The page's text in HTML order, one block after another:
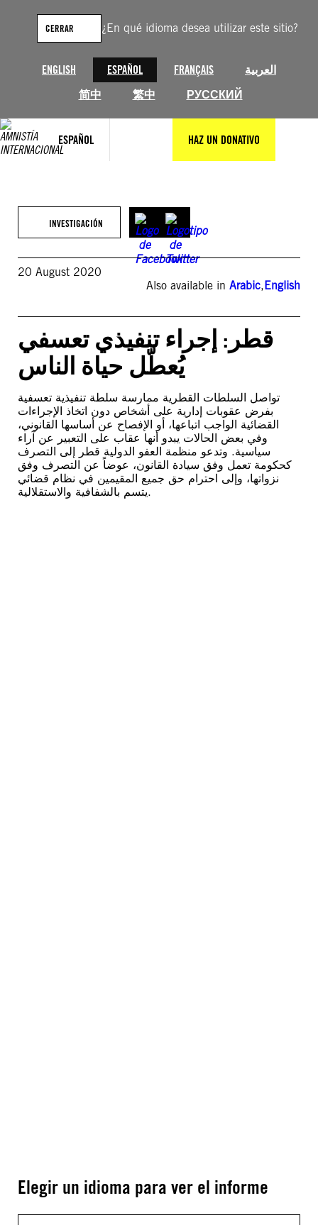
¿En qué idioma desea utilizar este sitio?
ENGLISH ESPAÑOL FRANÇAIS
العربية
简中
繁中 РУССКИЙ
CERRAR
ESPAÑOL HAZ UN DONATIVO
contenido
INVESTIGACIÓN
20 August 2020
Also available in Arabic,English
قطر: إجراء تنفيذي تعسفي
يُعطّل حياة الناس
تواصل السلطات القطرية ممارسة سلطة تنفيذية تعسفية
بفرض عقوبات إدارية على أشخاص دون اتخاذ الإجراءات
القضائية الواجب اتباعها، أو الإفصاح عن أساسها القانوني،
وفي بعض الحالات يبدو أنها عقاب على التعبير عن آراء
سياسية. وتدعو منظمة العفو الدولية قطر إلى التصرف
كحكومة تعمل وفق سيادة القانون، عوضاً عن التصرف وفق
نزواتها، وإلى احترام حق جميع المقيمين في نظام قضائي
يتسم بالشفافية والاستقلالية.
Elegir un idioma para ver el informe